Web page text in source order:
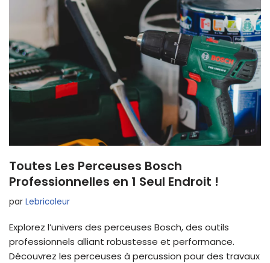
Toutes Les Perceuses Bosch
Professionnelles en 1 Seul Endroit !
par Lebricoleur
Explorez l’univers des perceuses Bosch, des outils
professionnels alliant robustesse et performance.
Découvrez les perceuses à percussion pour des travaux